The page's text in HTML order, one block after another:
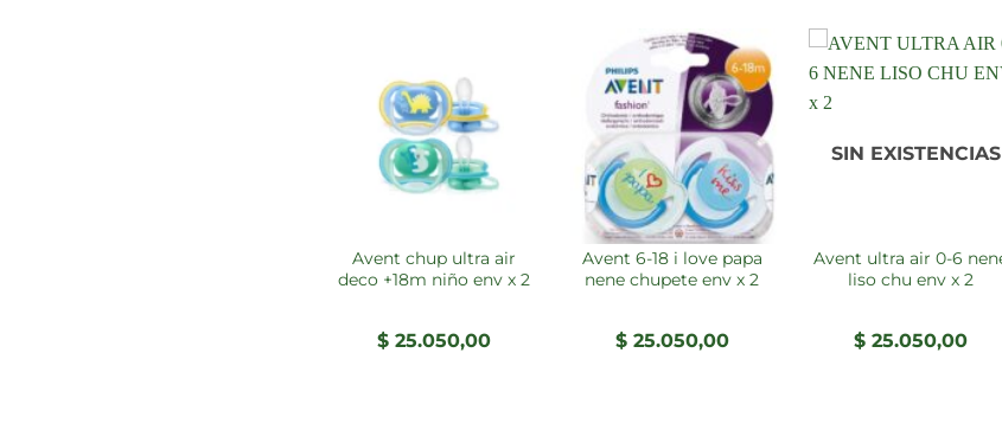
avent chup ultra air
deco +18m niño env x 2
$25.050,00
avent 6-18 i love papa
nene chupete env x 2
$25.050,00
SIN EXISTENCIAS
avent ultra air 0-6 nene
liso chu env x 2
$25.050,00